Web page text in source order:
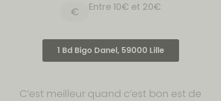
€ Entre 10€ et 20€
1 Bd Bigo Danel, 59000 Lille
C’est meilleur quand c’est bon est de